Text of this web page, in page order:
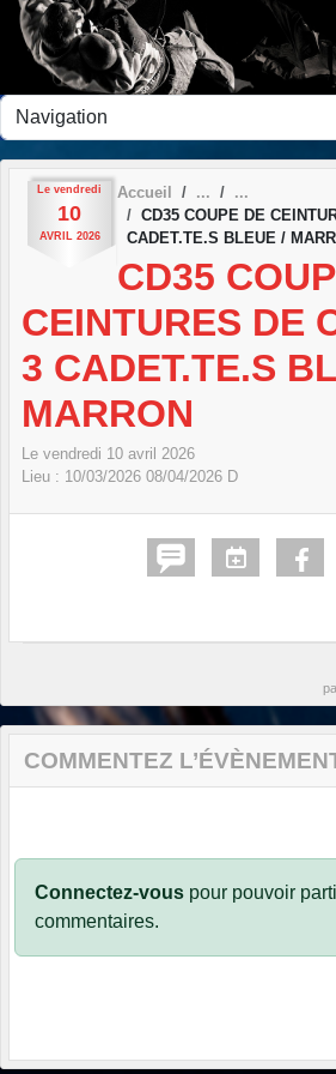
Le vendredi
10
AVRIL 2026
Accueil
CD35 COUPE DE
CADET.TE.S BLEUE /
CD35
CEINTURES DE
3 CADET.TE.S
MARRON
Le vendredi 10 avril 2026
Lieu : 10/03/2026 08/04/2026 D
COMMENTEZ
Connectez-vous pour pouvoir
commentaires.
Panneau de gestion des cookies